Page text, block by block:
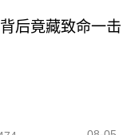
后竟藏致命一击